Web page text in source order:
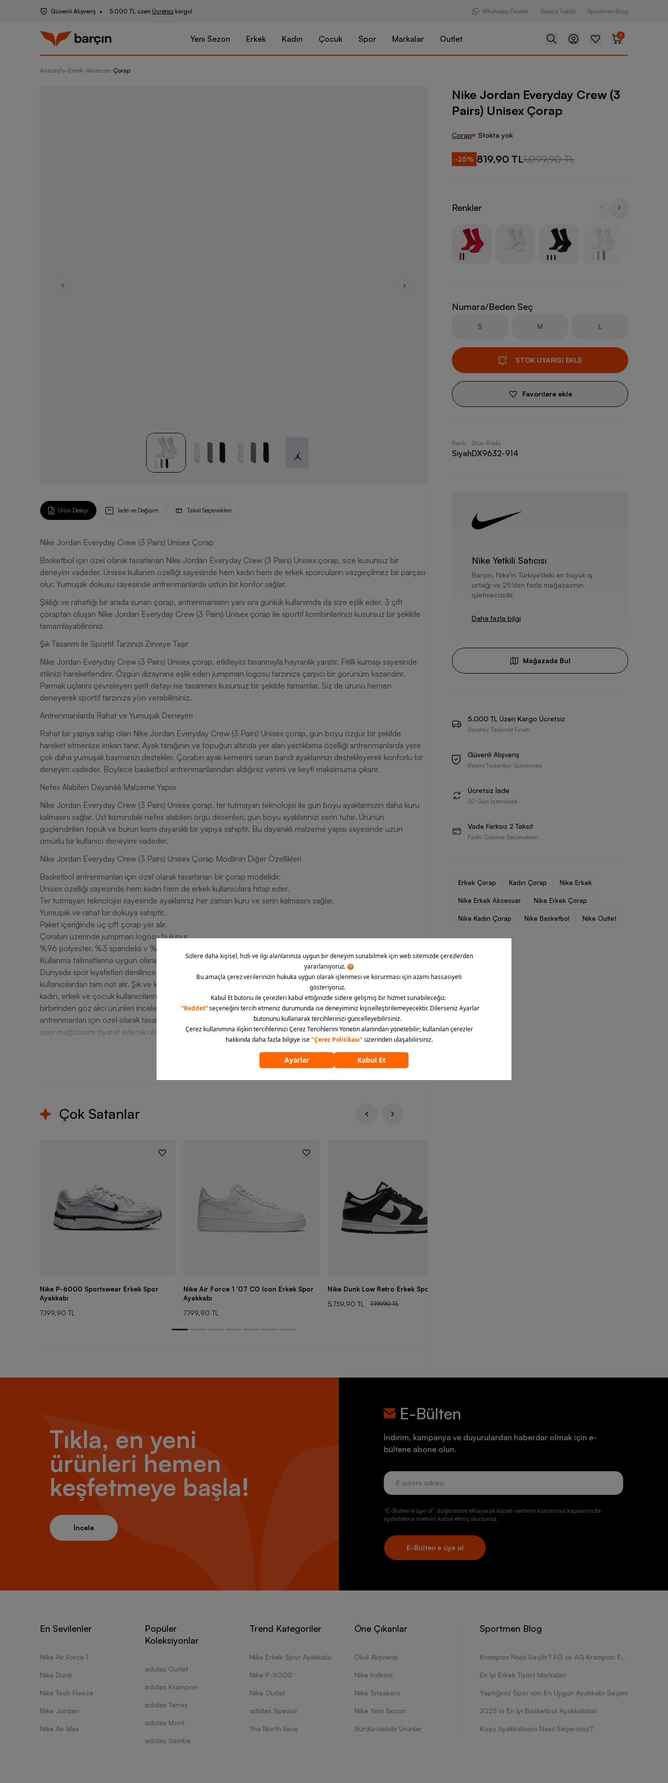
Güvenli Alışveriş 5.000 TL üzeri Ücretsiz kargo! Whatsapp Destek Sipariş Takibi Sportmen Blog
Yeni Sezon Erkek Kadın Çocuk Spor Markalar Outlet 0
Anasayfa-Erkek-Aksesuar-Çorap
Nike Jordan Everyday Crew (3 Pairs) Unisex Çorap
Ürün Detayı İade ve Değişim Taksit Seçenekleri
Nike Jordan Everyday Crew (3 Pairs) Unisex Çorap
Basketbol için özel olarak tasarlanan Nike Jordan Everyday Crew (3 Pairs) Unisex çorap, size kusursuz bir
deneyim vadeder. Unisex kullanım özelliği sayesinde hem kadın hem de erkek sporcuların vazgeçilmez bir parçası
olur. Yumuşak dokusu sayesinde antrenmanlarda üstün bir konfor sağlar.
Şıklığı ve rahatlığı bir arada sunan çorap, antrenmanların yanı sıra günlük kullanımda da size eşlik eder. 3 çift
çoraptan oluşan Nike Jordan Everyday Crew (3 Pairs) Unisex çorap ile sportif kombinlerinizi kusursuz bir şekilde
tamamlayabilirsiniz.
Şık Tasarımı ile Sportif Tarzınızı Zirveye Taşır
Nike Jordan Everyday Crew (3 Pairs) Unisex çorap, etkileyici tasarımıyla hayranlık yaratır. Fitilli kumaşı sayesinde
stilinizi hareketlendirir. Özgün dizaynına eşlik eden jumpman logosu tarzınıza çarpıcı bir görünüm kazandırır.
Parmak uçlarını çevreleyen şerit detayı ise tasarımını kusursuz bir şekilde tamamlar. Siz de ürünü hemen
deneyerek sportif tarzınıza yön verebilirsiniz.
Antrenmanlarda Rahat ve Yumuşak Deneyim
Rahat bir yapıya sahip olan Nike Jordan Everyday Crew (3 Pairs) Unisex çorap, gün boyu özgür bir şekilde
hareket etmenize imkan tanır. Ayak tarağının ve topuğun altında yer alan yastıklama özelliği antrenmanlarda yere
çok daha yumuşak basmanızı destekler. Çorabın ayak kemerini saran bandı ayaklarınızı destekleyerek konforlu bir
deneyim vadeder. Böylece basketbol antrenmanlarından aldığınız verimi ve keyfi maksimuma çıkarır.
Nefes Alabilen Dayanıklı Malzeme Yapısı
Nike Jordan Everyday Crew (3 Pairs) Unisex çorap, ter tutmayan teknolojisi ile gün boyu ayaklarınızın daha kuru
kalmasını sağlar. Üst kısmındaki nefes alabilen örgü desenleri, gün boyu ayaklarınızı serin tutar. Ürünün
güçlendirilen topuk ve burun kısmı dayanıklı bir yapıya sahiptir. Bu dayanıklı malzeme yapısı sayesinde uzun
ömürlü bir kullanıcı deneyimi vadeder.
Nike Jordan Everyday Crew (3 Pairs) Unisex Çorap Modlinin Diğer Özellikleri
Basketbol antrenmanları için özel olarak tasarlanan bir çorap modelidir.
Unisex özelliği sayesinde hem kadın hem de erkek kullanıcılara hitap eder.
Ter tutmayan teknolojisi sayesinde ayaklarınız her zaman kuru ve serin kalmasını sağlar.
Yumuşak ve rahat bir dokuya sahiptir.
Paket içeriğinde üç çift çorap yer alır.
Çorabın üzerinde jumpman logosu bulunur.
%96 polyester, %3 spandeks v %1 naylon malzeme kullanılarak üretilir.
Kullanma talimatlarına uygun olarak çamaşır makinesinde yıkanabilir.
Dünyada spor kıyafetleri denilince ilk akla gelen markaların başında gelen Nike, kaliteli hizmet anlayışıyla
kullanıcılardan tam not alır. Şık ve kaliteli geniş ürün yelpazesi ile hayatın her alanında size eşlik eder. Her yaştan
kadın, erkek ve çocuk kullanıcıların tüm ihtiyaçlarını en iyi şekilde karşılar. Siz de Nike Jordan serisinde yer alan
birbirinden göz alıcı ürünleri inceleyerek ihtiyacınız olan ürünleri hemen sipariş edebilirsiniz. Basketbol
antrenmanları için özel olarak tasarlanan Nike Jordan Everyday Crew (3 Pairs) Unisex çoraba Barcin.com online
spor mağazasını ziyaret ederek ulaşabilirsiniz.
Tümünü göster
Çok Satanlar
Nike P-6000 Sportswear Erkek Spor
Ayakkabı
7.199,90 TL
Nike Air Force 1 '07 CO Icon Erkek Spor
Ayakkabı
7.199,90 TL
Nike Dunk Low Retro Erkek Spor Ayakkabı
5.759,90 TL
7.199,90 TL
Nike Jordan Everyday Crew (3
Pairs) Unisex Çorap
Çorap Stokta yok
-25% 819,90 TL1.099,90 TL
Renkler
Numara/Beden Seç
S M L
STOK UYARISI EKLE
Favorilere ekle
Renk
Siyah
Ürün Kodu
DX9632-914
Nike Yetkili Satıcısı
Barçın, Nike’ın Türkiye’deki en büyük iş
ortağı ve 25’den fazla mağazasının
işletmecisidir.
Daha fazla bilgi
Mağazada Bul
5.000 TL Üzeri Kargo Ücretsiz
Ücretsiz Teslimat Fırsatı
Güvenli Alışveriş
Resmi Tedarikçi Güvencesi
Ücretsiz İade
30 Gün İçerisinde
Vade Farksız 2 Taksit
Farklı Ödeme Seçenekleri
Erkek Çorap Kadın Çorap Nike Erkek
Nike Erkek Aksesuar Nike Erkek Çorap
Nike Kadın Çorap Nike Basketbol Nike Outlet
Tıkla, en yeni
ürünleri hemen
keşfetmeye başla!
İncele
E-Bülten
İndirim, kampanya ve duyurulardan haberdar olmak için e-
bültene abone olun.
“E-Bülten’e üye ol” düğmesine tıklayarak kişisel verilerin korunması kapsamında
aydınlatma metnini kabul etmiş olursunuz.
E-Bülten’e üye ol
En Sevilenler
Nike Air Force 1
Nike Dunk
Nike Tech Fleece
Nike Jordan
Nike Air Max
Popüler
Koleksiyonlar
adidas Outlet
adidas Krampon
adidas Terrex
adidas Mont
adidas Samba
Trend Kategoriler
Nike Erkek Spor Ayakkabı
Nike P-6000
Nike Outlet
adidas Spezial
The North Face
Öne Çıkanlar
Okul Alışverişi
Nike İndirimi
Nike Sneakers
Nike Yeni Sezon
Sürdürülebilir Ürünler
Sportmen Blog
Krampon Nasıl Seçilir? FG ve AG Krampon Farkları Nelerdir?
En İyi Erkek Tişört Markaları
Yaptığınız Spor için En Uygun Ayakkabı Seçimi
2025’in En İyi Basketbol Ayakkabıları
Koşu Ayakkabısını Nasıl Seçersiniz?